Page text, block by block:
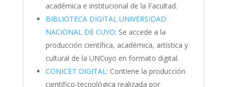
académica e institucional de la Facultad.
BIBLIOTECA DIGITAL UNIVERSIDAD
NACIONAL DE CUYO: Se accede a la
producción científica, académica, artística y
cultural de la UNCuyo en formato digital.
CONICET DIGITAL: Contiene la producción
científico-tecnológica realizada por